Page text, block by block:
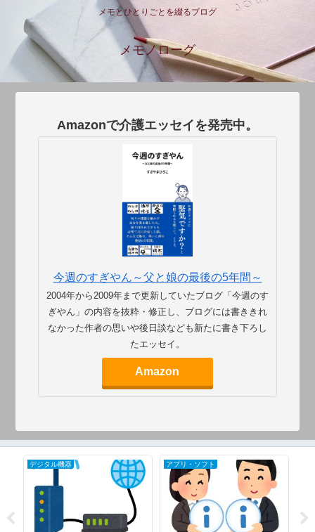
メモとひとりごとを綴るブログ
メモノローグ
Amazonで介護エッセイを発売中。
今週のすぎやん～父と娘の最後の5年間～
2004年から2009年まで更新していたブログ「今週のす
ぎやん」の内容を抜粋・修正し、ブログには書ききれ
なかった作者の思いや後日談なども新たに書き下ろし
たエッセイ。
Amazon
デジタル機器 アプリ・ソフト